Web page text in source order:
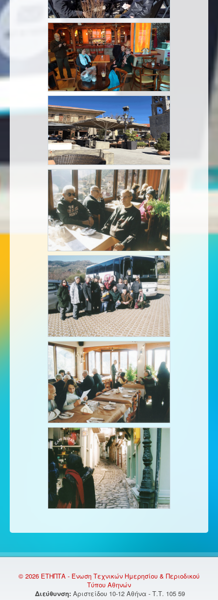
© 2026 ΕΤΗΠΤΑ - Ένωση Τεχνικών Ημερησίου & Περιοδικού
Τύπου Αθηνών
Διεύθυνση: Αριστείδου 10-12 Αθήνα - Τ.Τ. 105 59